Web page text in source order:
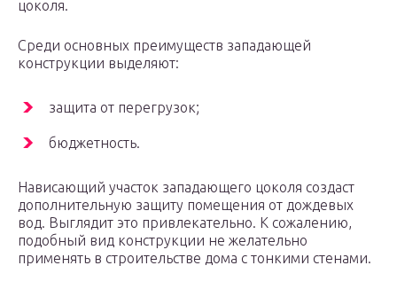
цоколя.
Среди основных преимуществ западающей
конструкции выделяют:
защита от перегрузок;
бюджетность.
Нависающий участок западающего цоколя создаст
дополнительную защиту помещения от дождевых
вод. Выглядит это привлекательно. К сожалению,
подобный вид конструкции не желательно
применять в строительстве дома с тонкими стенами.